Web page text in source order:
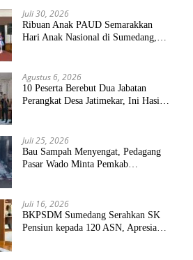
Juli 30, 2026
Ribuan Anak PAUD Semarakkan
Hari Anak Nasional di Sumedang,
Agustus 6, 2026
10 Peserta Berebut Dua Jabatan
Perangkat Desa Jatimekar, Ini Hasil
Juli 25, 2026
Bau Sampah Menyengat, Pedagang
Pasar Wado Minta Pemkab
Juli 16, 2026
BKPSDM Sumedang Serahkan SK
Pensiun kepada 120 ASN, Apresiasi